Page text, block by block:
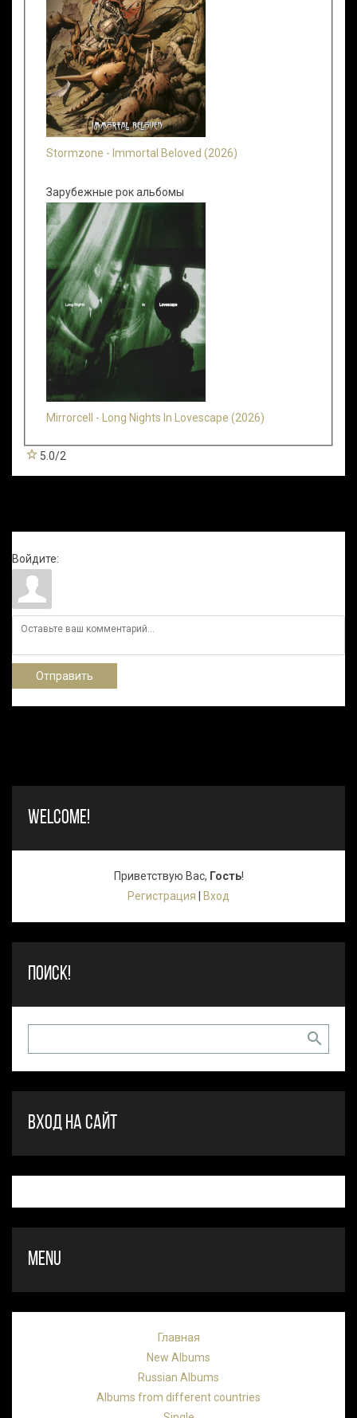
Stormzone - Immortal Beloved (2026)
Зарубежные рок альбомы
Mirrorcell - Long Nights In Lovescape (2026)
5.0/2
Войдите:
Отправить
WELCOME!
Приветствую Вас, Гость!
Регистрация
Вход
ПОИСК!
ВХОД НА САЙТ
MENU
Главная
New Albums
Russian Albums
Albums from different countries